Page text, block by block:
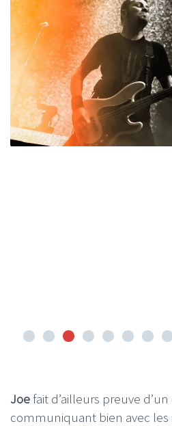
Joefait d’ailleurs preuve
communiquant bien avec les